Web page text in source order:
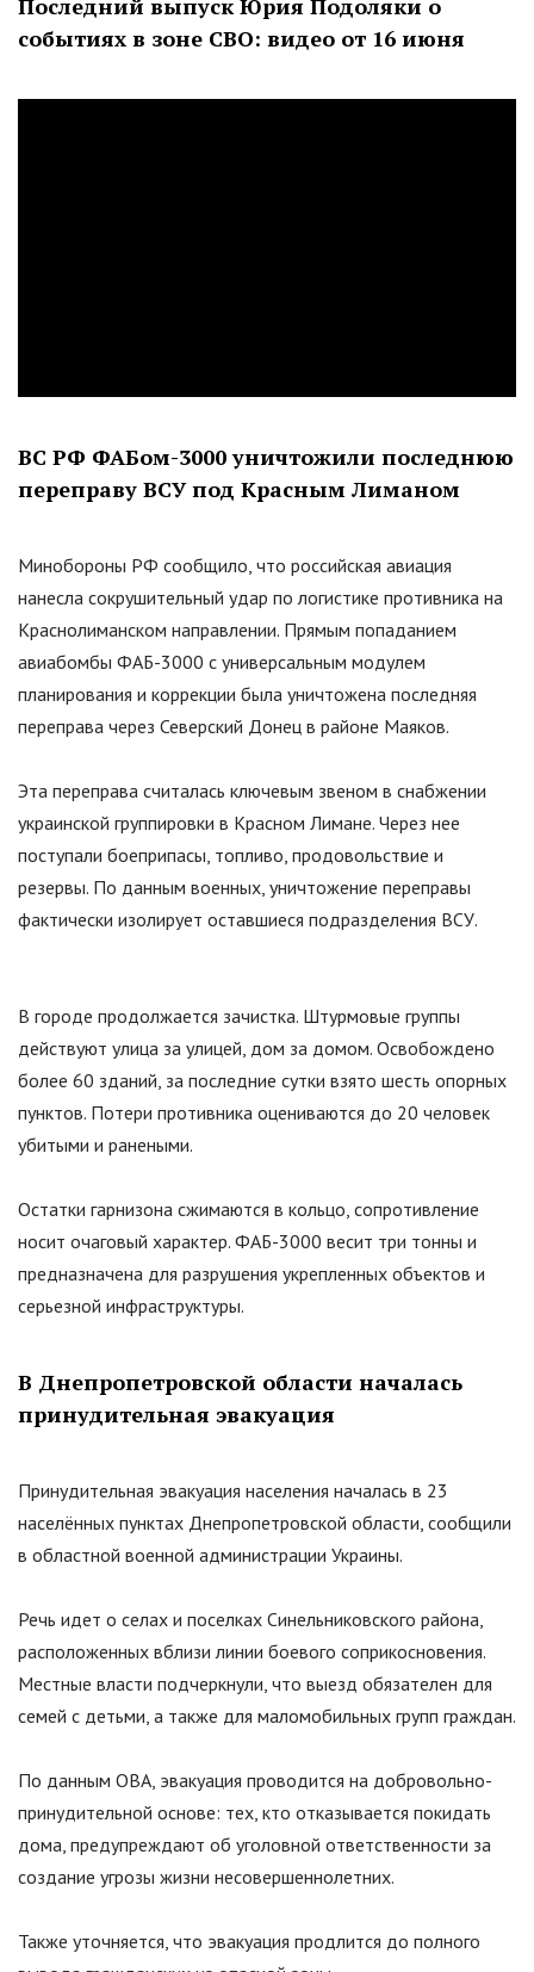
Последний выпуск Юрия Подоляки о
событиях в зоне СВО: видео от 16 июня
ВС РФ ФАБом-3000 уничтожили последнюю
переправу ВСУ под Красным Лиманом
Минобороны РФ сообщило, что российская авиация
нанесла сокрушительный удар по логистике противника на
Краснолиманском направлении. Прямым попаданием
авиабомбы ФАБ-3000 с универсальным модулем
планирования и коррекции была уничтожена последняя
переправа через Северский Донец в районе Маяков.
Эта переправа считалась ключевым звеном в снабжении
украинской группировки в Красном Лимане. Через нее
поступали боеприпасы, топливо, продовольствие и
резервы. По данным военных, уничтожение переправы
фактически изолирует оставшиеся подразделения ВСУ.
В городе продолжается зачистка. Штурмовые группы
действуют улица за улицей, дом за домом. Освобождено
более 60 зданий, за последние сутки взято шесть опорных
пунктов. Потери противника оцениваются до 20 человек
убитыми и ранеными.
Остатки гарнизона сжимаются в кольцо, сопротивление
носит очаговый характер. ФАБ-3000 весит три тонны и
предназначена для разрушения укрепленных объектов и
серьезной инфраструктуры.
В Днепропетровской области началась
принудительная эвакуация
Принудительная эвакуация населения началась в 23
населённых пунктах Днепропетровской области, сообщили
в областной военной администрации Украины.
Речь идет о селах и поселках Синельниковского района,
расположенных вблизи линии боевого соприкосновения.
Местные власти подчеркнули, что выезд обязателен для
семей с детьми, а также для маломобильных групп граждан.
По данным ОВА, эвакуация проводится на добровольно-
принудительной основе: тех, кто отказывается покидать
дома, предупреждают об уголовной ответственности за
создание угрозы жизни несовершеннолетних.
Также уточняется, что эвакуация продлится до полного